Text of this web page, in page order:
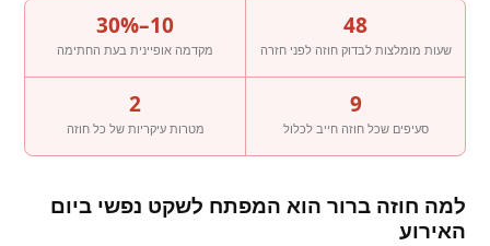
48
שעות מומלצות לבדוק חוזה לפני חזרה
10–30%
מקדמה אופיינית בעת החתימה
9
סעיפים שכל חוזה חייב לכלול
2
מטרות עיקריות של כל חוזה
למה חוזה ברור הוא המפתח לשקט נפשי ביום
האירוע